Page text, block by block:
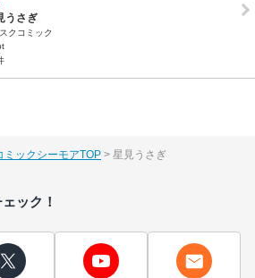
うさぎ
クコミック
ミックシーモアTOP 星見うさぎ
ック！